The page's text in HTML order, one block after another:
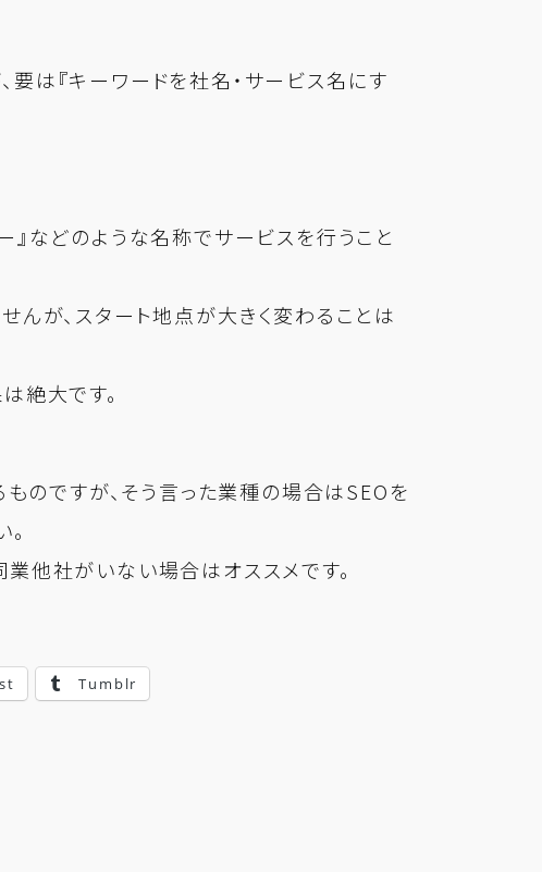
は『キーワードを社名・サービス名にす
などのような名称でサービスを行うこと
んが、スタート地点が大きく変わることは
絶大です。
ものですが、そう言った業種の場合はSEOを
他社がいない場合はオススメです。
Tumblr